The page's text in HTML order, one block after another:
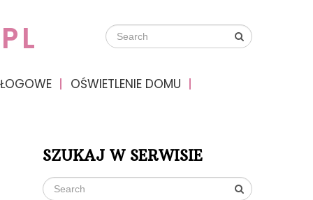
OŚWIETLENIE DOMU
SZUKAJ W SERWISIE